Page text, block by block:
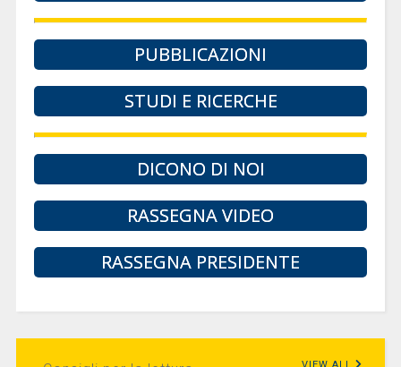
PUBBLICAZIONI
STUDI E RICERCHE
DICONO DI NOI
RASSEGNA VIDEO
RASSEGNA PRESIDENTE